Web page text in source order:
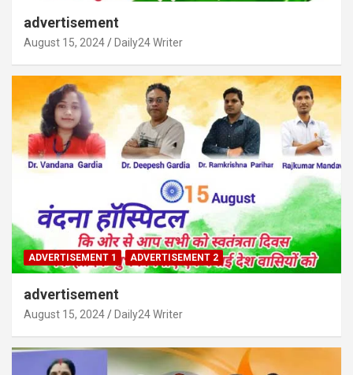
advertisement
August 15, 2024 Daily24 Writer
ADVERTISEMENT 1 ADVERTISEMENT 2
advertisement
August 15, 2024 Daily24 Writer